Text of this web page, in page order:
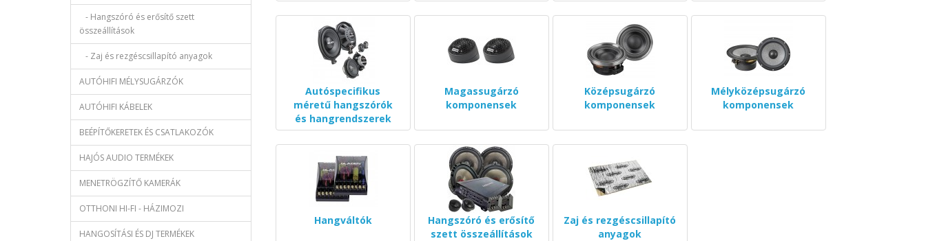
- Hangszóró és erősítő szett
összeállítások
- Zaj és rezgéscsillapító anyagok
AUTÓHIFI MÉLYSUGÁRZÓK
AUTÓHIFI KÁBELEK
BEÉPÍTŐKERETEK ÉS CSATLAKOZÓK
HAJÓS AUDIO TERMÉKEK
MENETRÖGZÍTŐ KAMERÁK
OTTHONI HI-FI - HÁZIMOZI
HANGOSÍTÁSI ÉS DJ TERMÉKEK
Autóspecifikus
méretű hangszórók
és hangrendszerek
Magassugárzó
komponensek
Középsugárzó
komponensek
Mélyközépsugárzó
komponensek
Hangváltók
Hangszóró és erősítő
szett összeállítások
Zaj és rezgéscsillapító
anyagok